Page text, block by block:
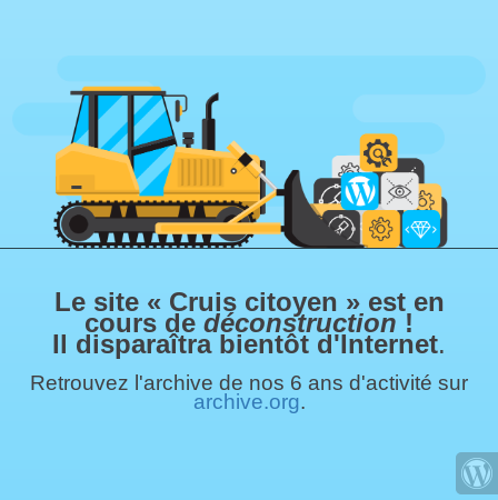
Le site « Cruis citoyen » est en
cours de déconstruction !
Il disparaîtra bientôt d'Internet.
Retrouvez l'archive de nos 6 ans d'activité sur
archive.org.